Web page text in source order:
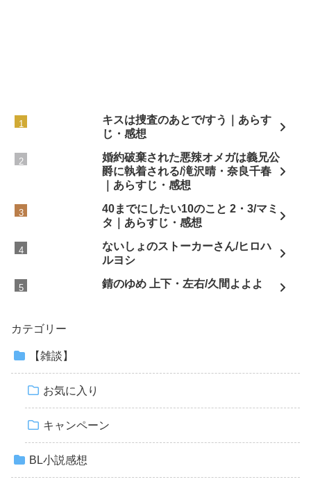
キスは捜査のあとで/すう｜あらす
じ・感想
婚約破棄された悪辣オメガは義兄公
爵に執着される/滝沢晴・奈良千春
｜あらすじ・感想
40までにしたい10のこと 2・3/マミ
タ｜あらすじ・感想
ないしょのストーカーさん/ヒロハ
ルヨシ
錆のゆめ 上下・左右/久間よよよ
カテゴリー
【雑談】
お気に入り
キャンペーン
BL小説感想